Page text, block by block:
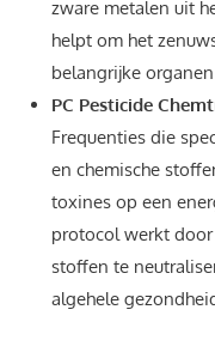
zware metalen uit
helpt om het
belangrijke
PC Pesticide
Frequenties die
en chemische
toxines op een
protocol werkt
stoffen te
algehele